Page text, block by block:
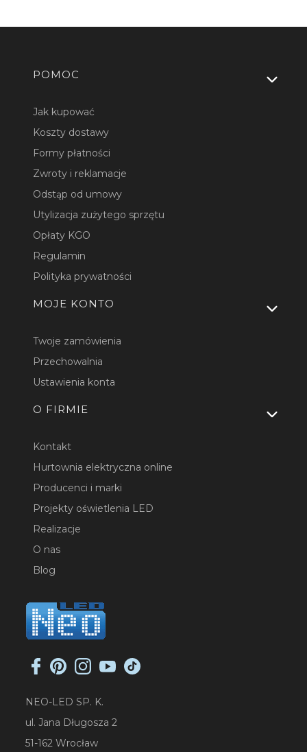
Linki w stopce
POMOC
Jak kupować
Koszty dostawy
Formy płatności
Zwroty i reklamacje
Odstąp od umowy
Utylizacja zużytego sprzętu
Opłaty KGO
Regulamin
Polityka prywatności
MOJE KONTO
Twoje zamówienia
Przechowalnia
Ustawienia konta
O FIRMIE
Kontakt
Hurtownia elektryczna online
Producenci i marki
Projekty oświetlenia LED
Realizacje
O nas
Blog
NEO-LED SP. K.
ul. Jana Długosza 2
51-162 Wrocław